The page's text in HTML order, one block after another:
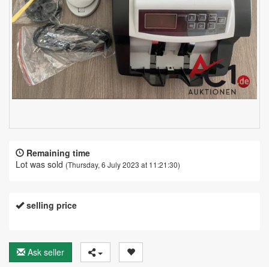
Remaining time
Lot was sold (Thursday, 6 July 2023 at 11:21:30)
selling price
Ask seller